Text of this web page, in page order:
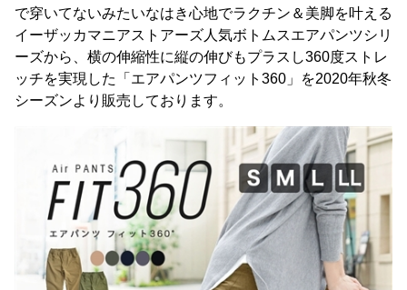
で穿いてないみたいなはき心地でラクチン＆美脚を叶える
イーザッカマニアストアーズ人気ボトムスエアパンツシリ
ーズから、横の伸縮性に縦の伸びもプラスし360度ストレ
ッチを実現した「エアパンツフィット360」を2020年秋冬
シーズンより販売しております。